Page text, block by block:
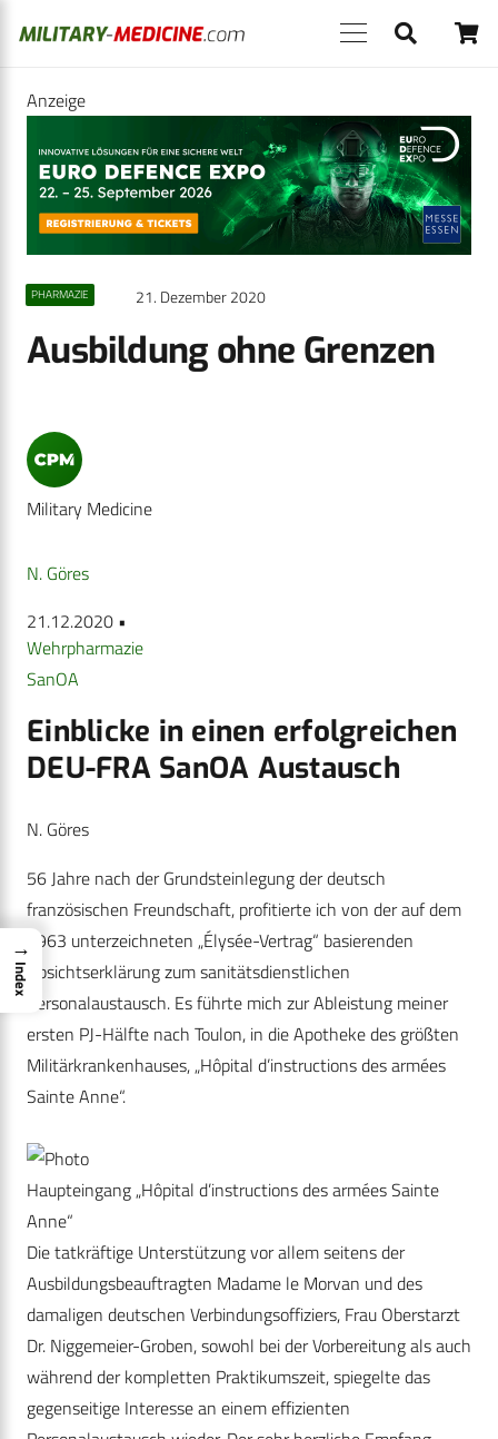
Anzeige
PHARMAZIE 21. Dezember 2020
Ausbildung ohne Grenzen
Military Medicine
N. Göres
21.12.2020 •
Wehrpharmazie
SanOA
Einblicke in einen ­erfolgreichen
DEU-FRA SanOA Austausch
N. Göres
56 Jahre nach der Grundsteinlegung der deutsch
französischen Freundschaft, profitierte ich von der auf dem
1963 unterzeichneten „Élysée-Vertrag“ basierenden
Absichtserklärung zum sanitätsdienstlichen
Personalaustausch. Es führte mich zur Ableistung meiner
ersten PJ-Hälfte nach Toulon, in die Apotheke des größten
Militärkrankenhauses, „Hôpital d’instructions des armées
Sainte Anne“.
Haupteingang „Hôpital d’instructions des armées Sainte
Anne“
Die tatkräftige Unterstützung vor allem seitens der
Ausbildungsbeauftragten Madame le Morvan und des
damaligen deutschen Verbindungsoffiziers, Frau Oberstarzt
Dr. Niggemeier-Groben, sowohl bei der Vorbereitung als auch
während der kompletten Praktikumszeit, spiegelte das
gegenseitige Interesse an einem effizienten
→
Index